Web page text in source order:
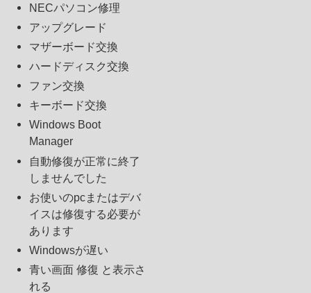
NECパソコン修理
アップグレード
マザーボード交換
ハードディスク交換
ファン交換
キーボード交換
Windows Boot
Manager
自動修復が正常に終了
しませんでした
お使いのpcまたはデバ
イスは修復する必要が
あります
Windowsが遅い
青い画面 修復 と表示さ
れる